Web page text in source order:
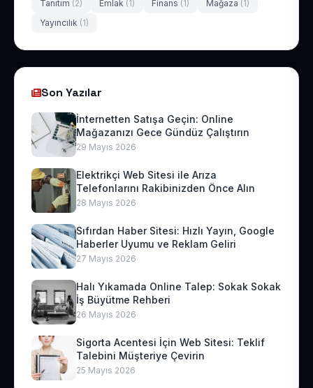
Tanıtım (2) Emlak (1) Finans (1) Mağaza (1)
Yayıncılık (1)
Son Yazılar
İnternetten Satışa Geçin: Online
Mağazanızı Gece Gündüz Çalıştırın
29 Mayıs 2026
Elektrikçi Web Sitesi ile Arıza
Telefonlarını Rakibinizden Önce Alın
28 Mayıs 2026
Sıfırdan Haber Sitesi: Hızlı Yayın, Google
Haberler Uyumu ve Reklam Geliri
27 Mayıs 2026
Halı Yıkamada Online Talep: Sokak Sokak
İş Büyütme Rehberi
26 Mayıs 2026
Sigorta Acentesi İçin Web Sitesi: Teklif
Talebini Müşteriye Çevirin
25 Mayıs 2026